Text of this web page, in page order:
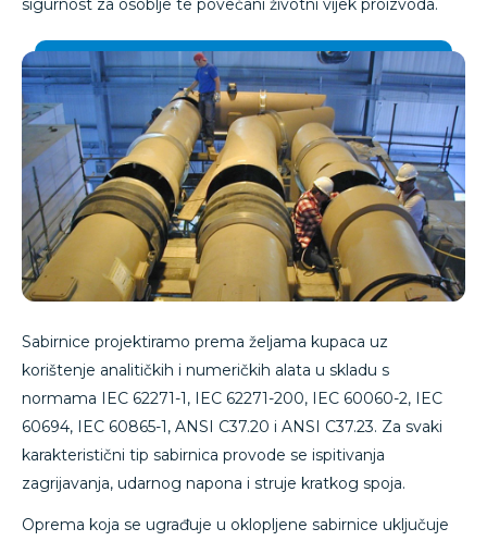
sigurnost za osoblje te povećani životni vijek proizvoda.
Sabirnice projektiramo prema željama kupaca uz
korištenje analitičkih i numeričkih alata u skladu s
normama IEC 62271-1, IEC 62271-200, IEC 60060-2, IEC
60694, IEC 60865-1, ANSI C37.20 i ANSI C37.23. Za svaki
karakteristični tip sabirnica provode se ispitivanja
zagrijavanja, udarnog napona i struje kratkog spoja.
Oprema koja se ugrađuje u oklopljene sabirnice uključuje